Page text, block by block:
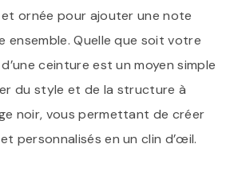
ornée pour ajouter une note
ensemble. Quelle que soit votre
ceinture est un moyen simple
du style et de la structure à
noir, vous permettant de créer
personnalisés en un clin d’œil.